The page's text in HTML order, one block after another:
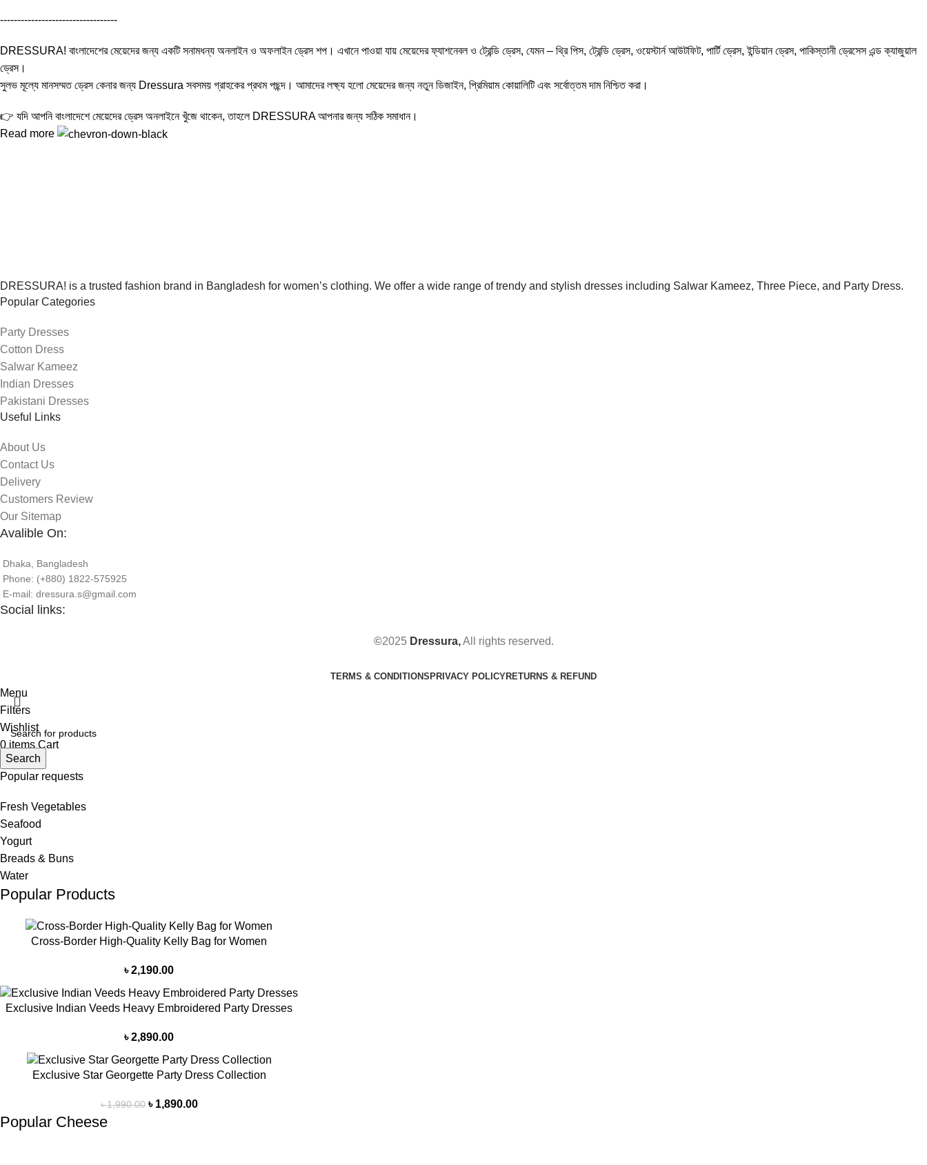
----------------------------------
DRESSURA! বাংলাদেশের মেয়েদের জন্য একটি সনামধন্য অনলাইন ও অফলাইন ড্রেস শপ। এখানে পাওয়া যায় মেয়েদের ফ্যাশনেবল ও ট্রেন্ডি ড্রেস, যেমন – থ্রি পিস, ট্রেন্ডি ড্রেস, ওয়েস্টার্ন আউটফিট, পার্টি ড্রেস, ইন্ডিয়ান ড্রেস, পাকিস্তানী ড্রেসেস এন্ড ক্যাজুয়াল
ড্রেস।
সুলভ মূল্যে মানসম্মত ড্রেস কেনার জন্য Dressura সবসময় গ্রাহকের প্রথম পছন্দ। আমাদের লক্ষ্য হলো মেয়েদের জন্য নতুন ডিজাইন, প্রিমিয়াম কোয়ালিটি এবং সর্বোত্তম দাম নিশ্চিত করা।
👉 যদি আপনি বাংলাদেশে মেয়েদের ড্রেস অনলাইনে খুঁজে থাকেন, তাহলে DRESSURA আপনার জন্য সঠিক সমাধান।
Read more
DRESSURA! is a trusted fashion brand in Bangladesh for women’s clothing. We offer a wide range of trendy and stylish dresses including Salwar Kameez, Three Piece, and Party Dress.
Popular Categories
Party Dresses
Cotton Dress
Salwar Kameez
Indian Dresses
Pakistani Dresses
Useful Links
About Us
Contact Us
Delivery
Customers Review
Our Sitemap
Avalible On:
Dhaka, Bangladesh
Phone: (+880) 1822-575925
E-mail: dressura.s@gmail.com
Social links:
©2025 Dressura,All rights reserved.
TERMS & CONDITIONSPRIVACY POLICYRETURNS & REFUND
Search
Popular requests
Fresh Vegetables
Seafood
Yogurt
Breads & Buns
Water
Popular Products
Cross-Border High-Quality Kelly Bag for Women
৳2,190.00
Exclusive Indian Veeds Heavy Embroidered Party Dresses
৳2,890.00
Exclusive Star Georgette Party Dress Collection
৳1,990.00 ৳ 1,890.00
Popular Cheese
Menu
Filters
Wishlist
0 items Cart